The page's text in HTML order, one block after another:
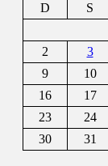
D
S
2
3
9
10
16
17
23
24
30
31